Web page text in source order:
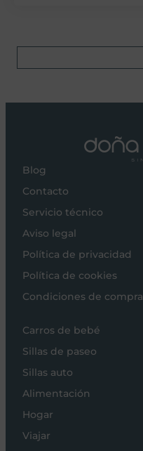
Blog
Contacto
Servicio técnico
Aviso legal
Política de privacidad
Política de cookies
Condiciones de compra
Carros de bebé
Sillas de paseo
Sillas auto
Alimentación
Hogar
Viajar